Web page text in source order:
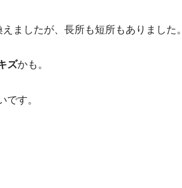
ましたが、長所も短所もありました。
ズかも。
です。